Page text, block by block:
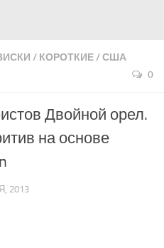
/ КОРОТКИЕ/США
0
Двойной орел.
на основе
2013